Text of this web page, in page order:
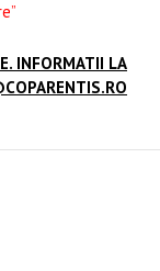
INFORMATII LA